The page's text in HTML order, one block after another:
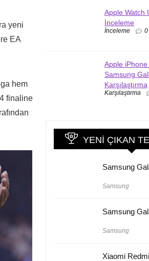
yeni
EA
hem
finaline
Apple Watch
İnceleme
İnceleme 0
Apple iPhone
Samsung
Karşılaştırma
Karşılaştırma
YENI ÇIKAN
Samsung
Samsung
Samsung
Samsung
Xiaomi